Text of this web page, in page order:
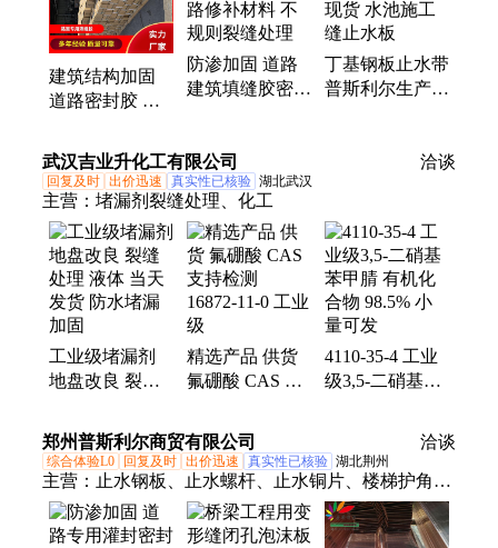
板、镀锌止水钢板、遇水膨胀止水条、道路密封胶、
填补灌封胶、沥青冷补料、聚氨酯密封胶、楼梯保护
垫、沥青油膏、沥青木屑板、沥青木板
建筑结构加固
道路密封胶 路
不规则裂缝处理
防渗加固 道路
建筑填缝胶密封
则裂缝处理
丁基钢板止水带
普斯利尔生产外
武汉吉业升化工有限公司 洽谈
回复及时 出价迅速 真实性已核验 湖北武汉
主营： 堵漏剂裂缝处理、化工
工业级堵漏剂
地盘改良 裂缝
发货 防水堵漏
加固
精选产品 供货
氟硼酸 CAS 支
11-0 工业级
4110-35-4 工业
级3,5-二硝基苯
物 98.5% 小量
可发
郑州普斯利尔商贸有限公司 洽谈
综合体验L0 回复及时 出价迅速 真实性已核验 湖北荆州
主营： 止水钢板、止水螺杆、止水铜片、楼梯护角、
橡胶止水带、紫铜止水片、不锈钢止水钢板、钢筋网
片、沥青纤维板、膨胀止水带、镀锌止水钢板、遇水